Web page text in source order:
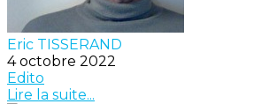
Eric TISSERAND
4 octobre 2022
Edito
Lire la suite...